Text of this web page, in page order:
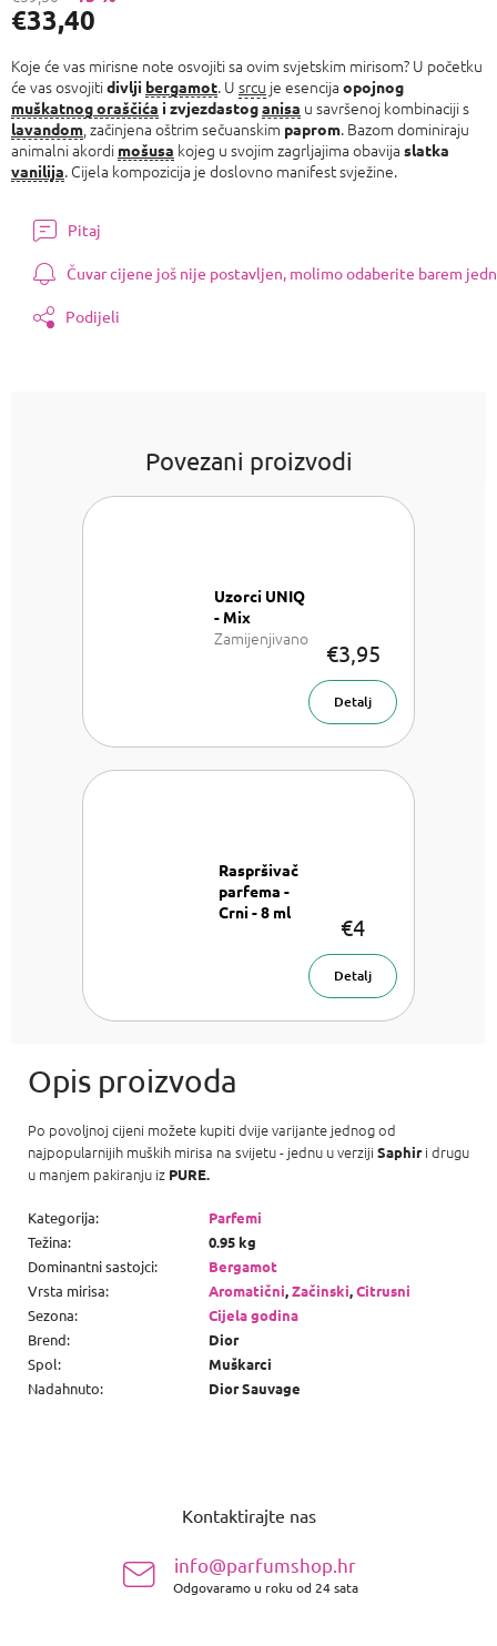
€33,40
cijenu:
Koje će vas mirisne note osvojiti sa ovim svjetskim mirisom? U početku
će vas osvojitidivlji bergamot. U srcu je esencija opojnog
muškatnog oraščića i zvjezdastoganisa u savršenoj kombinaciji s
lavandom , začinjena oštrim sečuanskim paprom. Bazom dominiraju
animalni akordi mošusa kojeg u svojim zagrljajima obavija slatka
vanilija. Cijela kompozicija je doslovno manifest svježine.
Pitaj
Čuvar cijene još nije postavljen, molimo odaberite barem
Podijeli
Povezani proizvodi
Uzorci UNIQ
- Mix
Zamijenjivano
the beach, TF
€3,95
Detalj
Raspršivač
parfema -
Crni - 8 ml
€4
Detalj
Po povoljnoj cijeni možete kupiti dvije varijante jednog od
najpopularnijih muških mirisa na svijetu - jednu u verziji Saphiri drugu
u manjem pakiranju iz PURE.
Kategorija:
Parfemi
Težina:
0.95 kg
Dominantni sastojci:
Bergamot
Vrsta mirisa: Aromatični,Začinski,Citrusni
Sezona:
Cijela godina
Brend:
Dior
Spol:
Muškarci
Nadahnuto: Dior Sauvage
Kontaktirajte nas
info@parfumshop.hr
Odgovaramo u roku od 24 sata